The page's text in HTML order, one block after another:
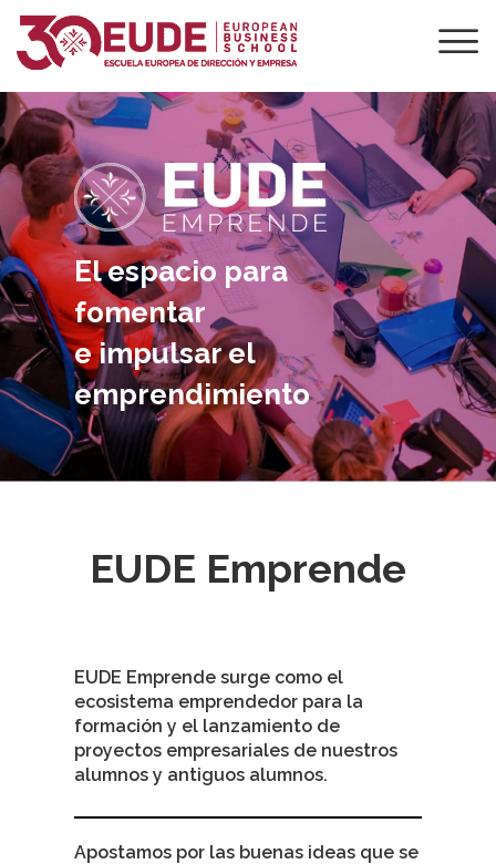
El espacio para
fomentar
e impulsar el
emprendimiento
EUDE Emprende
EUDE Emprende surge como el
ecosistema emprendedor para la
formación y el lanzamiento de
proyectos empresariales de nuestros
alumnos y antiguos alumnos.
Apostamos por las buenas ideas que se